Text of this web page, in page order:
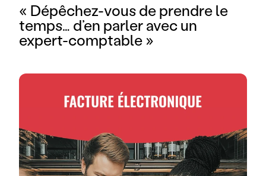
« Dépêchez-vous de prendre le
temps… d’en parler avec un
expert-comptable »